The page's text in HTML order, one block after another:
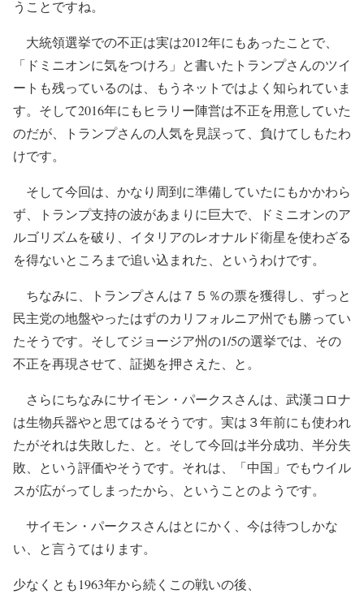
うことですね。
大統領選挙での不正は実は2012年にもあったことで、
「ドミニオンに気をつけろ」と書いたトランプさんのツイ
ートも残っているのは、もうネットではよく知られていま
す。そして2016年にもヒラリー陣営は不正を用意していた
のだが、トランプさんの人気を見誤って、負けてしもたわ
けです。
そして今回は、かなり周到に準備していたにもかかわら
ず、トランプ支持の波があまりに巨大で、ドミニオンのア
ルゴリズムを破り、イタリアのレオナルド衛星を使わざる
を得ないところまで追い込まれた、というわけです。
ちなみに、トランプさんは７５％の票を獲得し、ずっと
民主党の地盤やったはずのカリフォルニア州でも勝ってい
たそうです。そしてジョージア州の1/5の選挙では、その
不正を再現させて、証拠を押さえた、と。
さらにちなみにサイモン・パークスさんは、武漢コロナ
は生物兵器やと思てはるそうです。実は３年前にも使われ
たがそれは失敗した、と。そして今回は半分成功、半分失
敗、という評価やそうです。それは、「中国」でもウイル
スが広がってしまったから、ということのようです。
サイモン・パークスさんはとにかく、今は待つしかな
い、と言うてはります。
少なくとも1963年から続くこの戦いの後、